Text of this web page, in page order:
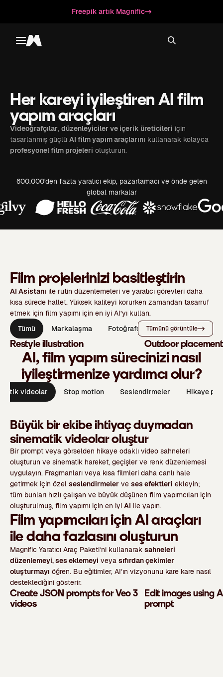
Freepik artık Magnific
Toggle menu
Magnific
Her kareyi iyileştiren AI film
yapım araçları
Videoğrafçılar, düzenleyiciler ve içerik üreticileri için
tasarlanmış güçlü AI film yapım araçlarını kullanarak kolayca
profesyonel film projeleri oluşturun.
600.000'den fazla yaratıcı ekip, pazarlamacı ve önde gelen
global markalar
Film projelerinizi basitleştirin
AI Asistanı ile rutin düzenlemeleri ve yaratıcı görevleri daha
kısa sürede hallet. Yüksek kaliteyi korurken zamandan tasarruf
etmek için film yapımı için en iyi AI’yı kullan.
Tümü
Markalaşma Fotoğrafçılık Reklam
Tümünü görüntüle
Restyle illustration Outdoor
AI, film yapım sürecinizi nasıl
iyileştirmenize yardımcı olur?
videolar Stop motion Seslendirmeler Hikaye
Büyük bir ekibe ihtiyaç duymadan
sinematik videolar oluştur
Bir prompt veya görselden hikaye odaklı video sahneleri
oluşturun ve sinematik hareket, geçişler ve renk düzenlemesi
uygulayın. Fragmanları veya kısa filmleri daha canlı hale
getirmek için özel seslendirmeler ve ses efektleri ekleyin;
tüm bunları hızlı çalışan ve büyük düşünen film yapımcıları için
oluşturulmuş, film yapımı için en iyi AI ile yapın.
Film yapımcıları için AI araçları
ile daha fazlasını oluşturun
Magnific Yaratıcı Araç Paketi’ni kullanarak sahneleri
düzenlemeyi, ses eklemeyi veya sıfırdan çekimler
oluşturmayı öğren. Bu eğitimler, AI’ın vizyonunu kare kare nasıl
desteklediğini gösterir.
Create JSON prompts for Veo 3
videos
Edit images using
prompt